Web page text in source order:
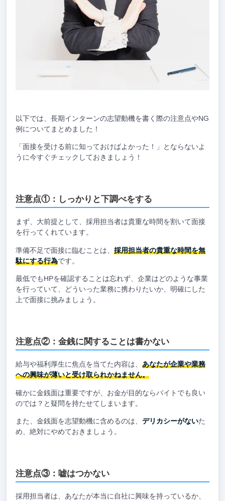
以下では、長期インターンの志望動機を書く際の注意点やNG
例についてまとめました！
「面接を受ける前に知っておけばよかった！」とならないよ
うに今すぐチェックしておきましょう！
注意点①：しっかりと下調べをする
まず、大前提として、採用担当者は貴重な時間を割いて面接
を行ってくれています。
準備不足で面接に臨むことは、 採用担当者の貴重な時間を無
駄にする行為です。
最低でもHPを確認することは忘れず、企業はどのような事業
を行っていて、どういった業務に携わりたいか、明確にした
上で面接に挑みましょう。
注意点②：金銭に関することは書かない
給与や福利厚生に焦点を当てた内容は、 あなたが企業や業務
への興味が薄いと受け取られかねません。
確かに金銭面は重要ですが、お金が目的ならバイトでも良い
のでは？と疑問を持たせてしまいます。
また、金銭面を志望動機に含めるのは、 デリカシーがないた
め、絶対にやめておきましょう。
注意点③：嘘はつかない
採用担当者は、あなたが本当に自社に興味を持っているか、